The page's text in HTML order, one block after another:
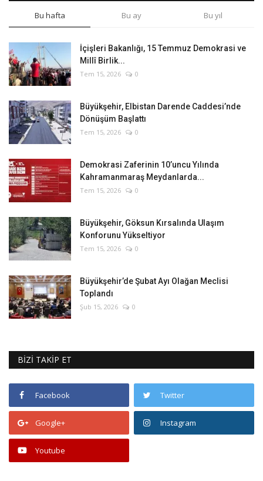
Bu hafta Bu ay Bu yıl
İçişleri Bakanlığı, 15 Temmuz Demokrasi ve
Millî Birlik...
Tem 15, 2026 0
Büyükşehir, Elbistan Darende Caddesi’nde
Dönüşüm Başlattı
Tem 15, 2026 0
Demokrasi Zaferinin 10’uncu Yılında
Kahramanmaraş Meydanlarda...
Tem 15, 2026 0
Büyükşehir, Göksun Kırsalında Ulaşım
Konforunu Yükseltiyor
Tem 15, 2026 0
Büyükşehir’de Şubat Ayı Olağan Meclisi
Toplandı
Şub 15, 2026 0
BİZİ TAKİP ET
Facebook Twitter
Google+ Instagram
Youtube